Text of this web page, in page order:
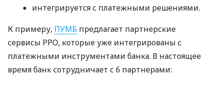
интегрируется с платежными решениями.
К примеру, ПУМБ предлагает партнерские
сервисы РРО, которые уже интегрированы с
платежными инструментами банка. В настоящее
время банк сотрудничает с 6 партнерами: